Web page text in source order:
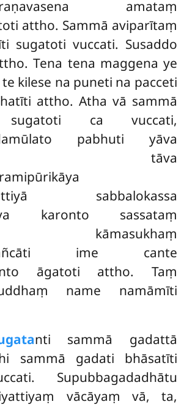
amataṃ
attho. Sammā aviparītaṃ
sugatoti vuccati. Susaddo
Tena tena maggena ye
kilese na puneti na pacceti
attho. Atha vā sammā
sugatoti ca vuccati,
pabhuti yāva
tāva
sabbalokassa
karonto sassataṃ
kāmasukhaṃ
ime cante
āgatoti attho. Taṃ
name namāmīti
nti sammā gadattā
sammā gadati bhāsatīti
Supubbagadadhātu
vācāyaṃ vā, ta,